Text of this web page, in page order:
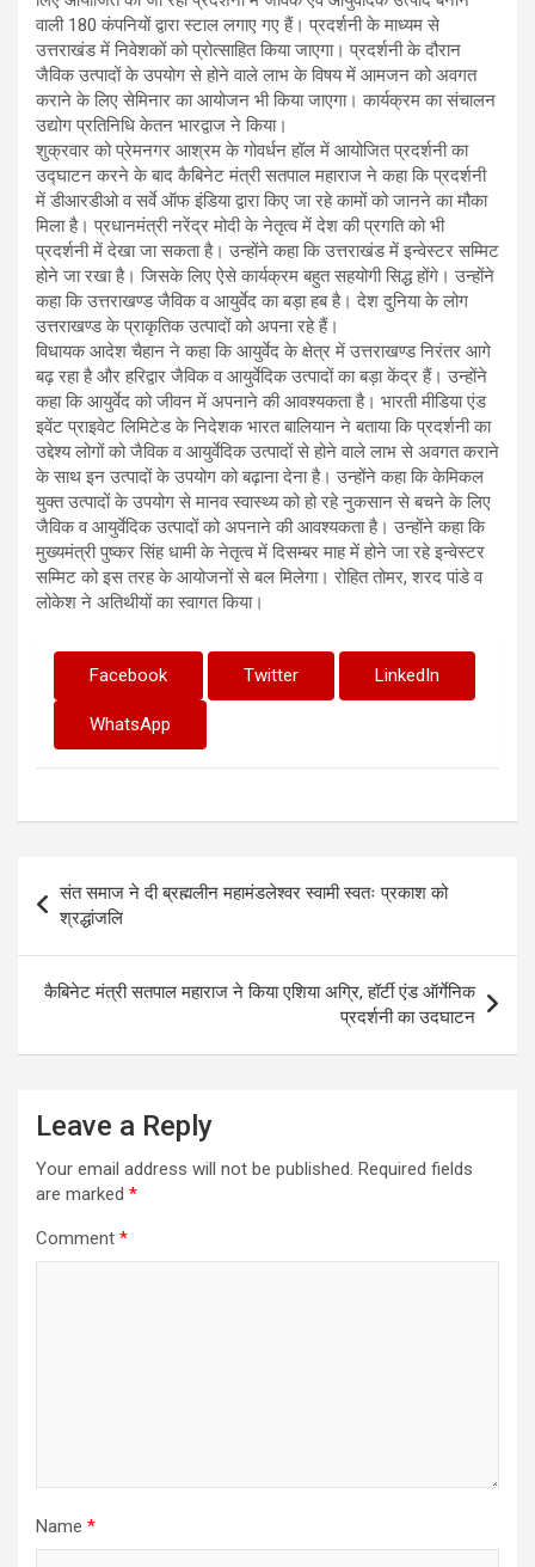
वाली 180 कंपनियों द्वारा स्टाल लगाए गए हैं। प्रदर्शनी के माध्यम से
उत्तराखंड में निवेशकों को प्रोत्साहित किया जाएगा। प्रदर्शनी के दौरान
जैविक उत्पादों के उपयोग से होने वाले लाभ के विषय में आमजन को अवगत
कराने के लिए सेमिनार का आयोजन भी किया जाएगा। कार्यक्रम का संचालन
उद्योग प्रतिनिधि केतन भारद्वाज ने किया।
शुक्रवार को प्रेमनगर आश्रम के गोवर्धन हॉल में आयोजित प्रदर्शनी का
उद्घाटन करने के बाद कैबिनेट मंत्री सतपाल महाराज ने कहा कि प्रदर्शनी
में डीआरडीओ व सर्वे ऑफ इंडिया द्वारा किए जा रहे कामों को जानने का मौका
मिला है। प्रधानमंत्री नरेंद्र मोदी के नेतृत्व में देश की प्रगति को भी
प्रदर्शनी में देखा जा सकता है। उन्होंने कहा कि उत्तराखंड में इन्वेस्टर सम्मिट
होने जा रखा है। जिसके लिए ऐसे कार्यक्रम बहुत सहयोगी सिद्ध होंगे। उन्होंने
कहा कि उत्तराखण्ड जैविक व आयुर्वेद का बड़ा हब है। देश दुनिया के लोग
उत्तराखण्ड के प्राकृतिक उत्पादों को अपना रहे हैं।
विधायक आदेश चैहान ने कहा कि आयुर्वेद के क्षेत्र में उत्तराखण्ड निरंतर आगे
बढ़ रहा है और हरिद्वार जैविक व आयुर्वेदिक उत्पादों का बड़ा केंद्र हैं। उन्होंने
कहा कि आयुर्वेद को जीवन में अपनाने की आवश्यकता है। भारती मीडिया एंड
इवेंट प्राइवेट लिमिटेड के निदेशक भारत बालियान ने बताया कि प्रदर्शनी का
उद्देश्य लोगों को जैविक व आयुर्वेदिक उत्पादों से होने वाले लाभ से अवगत कराने
के साथ इन उत्पादों के उपयोग को बढ़ाना देना है। उन्होंने कहा कि केमिकल
युक्त उत्पादों के उपयोग से मानव स्वास्थ्य को हो रहे नुकसान से बचने के लिए
जैविक व आयुर्वेदिक उत्पादों को अपनाने की आवश्यकता है। उन्होंने कहा कि
मुख्यमंत्री पुष्कर सिंह धामी के नेतृत्व में दिसम्बर माह में होने जा रहे इन्वेस्टर
सम्मिट को इस तरह के आयोजनों से बल मिलेगा। रोहित तोमर, शरद पांडे व
लोकेश ने अतिथीयों का स्वागत किया।
Facebook Twitter LinkedIn
WhatsApp
navigation
संत समाज ने दी ब्रह्मलीन महामंडलेश्वर स्वामी स्वतः प्रकाश को
श्रद्धांजलि
कैबिनेट मंत्री सतपाल महाराज ने किया एशिया अग्रि, हॉर्टी एंड ऑर्गेनिक
प्रदर्शनी का उदघाटन
Leave a Reply
Your email address will not be published. Required fields
are marked *
Comment *
Name *